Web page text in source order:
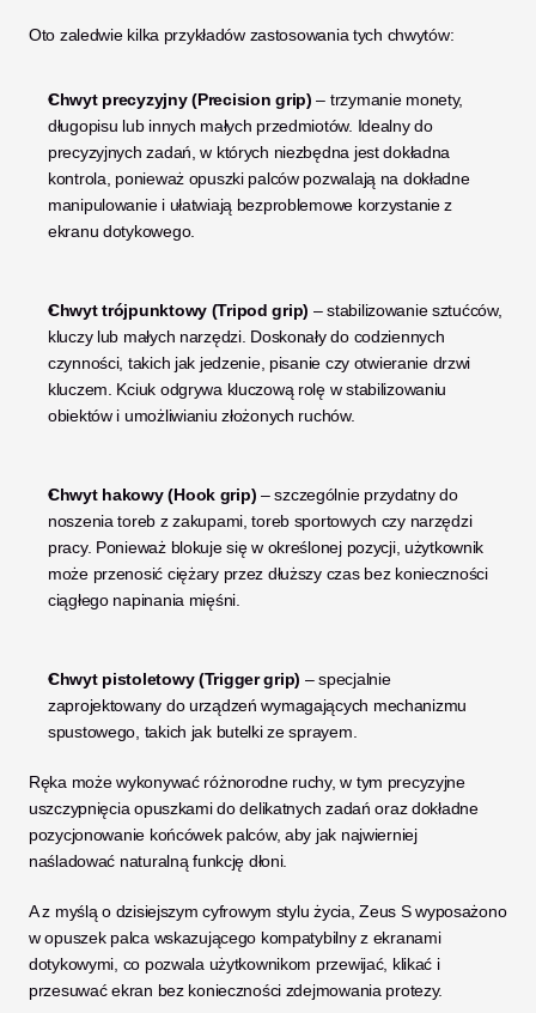
Oto zaledwie kilka przykładów zastosowania tych chwytów:
Chwyt precyzyjny (Precision grip) – trzymanie monety,
długopisu lub innych małych przedmiotów. Idealny do
precyzyjnych zadań, w których niezbędna jest dokładna
kontrola, ponieważ opuszki palców pozwalają na dokładne
manipulowanie i ułatwiają bezproblemowe korzystanie z
ekranu dotykowego.
Chwyt trójpunktowy (Tripod grip) – stabilizowanie sztućców,
kluczy lub małych narzędzi. Doskonały do codziennych
czynności, takich jak jedzenie, pisanie czy otwieranie drzwi
kluczem. Kciuk odgrywa kluczową rolę w stabilizowaniu
obiektów i umożliwianiu złożonych ruchów.
Chwyt hakowy (Hook grip) – szczególnie przydatny do
noszenia toreb z zakupami, toreb sportowych czy narzędzi
pracy. Ponieważ blokuje się w określonej pozycji, użytkownik
może przenosić ciężary przez dłuższy czas bez konieczności
ciągłego napinania mięśni.
Chwyt pistoletowy (Trigger grip) – specjalnie
zaprojektowany do urządzeń wymagających mechanizmu
spustowego, takich jak butelki ze sprayem.
Ręka może wykonywać różnorodne ruchy, w tym precyzyjne
uszczypnięcia opuszkami do delikatnych zadań oraz dokładne
pozycjonowanie końcówek palców, aby jak najwierniej
naśladować naturalną funkcję dłoni.
A z myślą o dzisiejszym cyfrowym stylu życia, Zeus S wyposażono
w opuszek palca wskazującego kompatybilny z ekranami
dotykowymi, co pozwala użytkownikom przewijać, klikać i
przesuwać ekran bez konieczności zdejmowania protezy.